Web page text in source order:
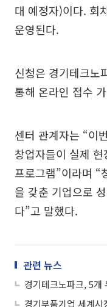
대 예정자)이다. 회
운영된다.
신청은 경기테크
통해 온라인 접수
센터 관계자는 “이
창업자들이 실제
프로그램”이라며 “
을 갖춘 기업으로
다”고 말했다.
관련 뉴스